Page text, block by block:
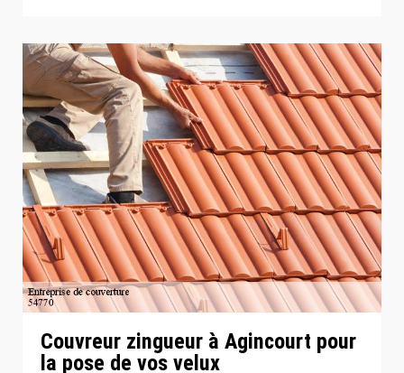
Couvreur zingueur à Agincourt pour
la pose de vos velux